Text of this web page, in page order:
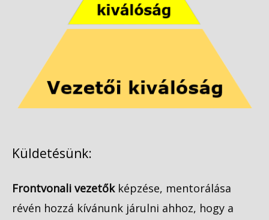
Küldetésünk:
Frontvonali vezetőkképzése, mentorálása
révén hozzá kívánunk járulni ahhoz, hogy a